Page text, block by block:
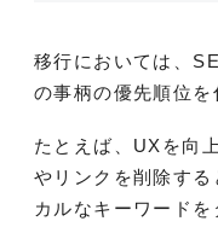
移行においては、
の事柄の優先順位を
たとえば、UXを向
やリンクを削除す
カルなキーワード